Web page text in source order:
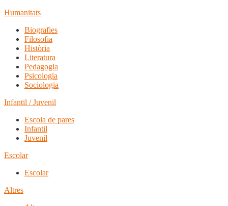
Humanitats
Biografies
Filosofia
Història
Literatura
Pedagogia
Psicologia
Sociologia
Infantil / Juvenil
Escola de pares
Infantil
Juvenil
Escolar
Escolar
Altres